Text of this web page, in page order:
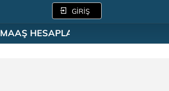
GİRİŞ
MAAŞ HESAPLAMA